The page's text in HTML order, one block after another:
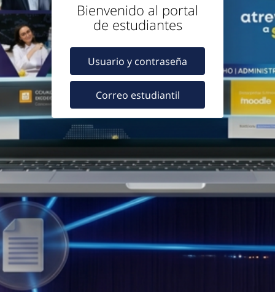
Bienvenido al portal
de estudiantes
Usuario y contraseña
Correo estudiantil